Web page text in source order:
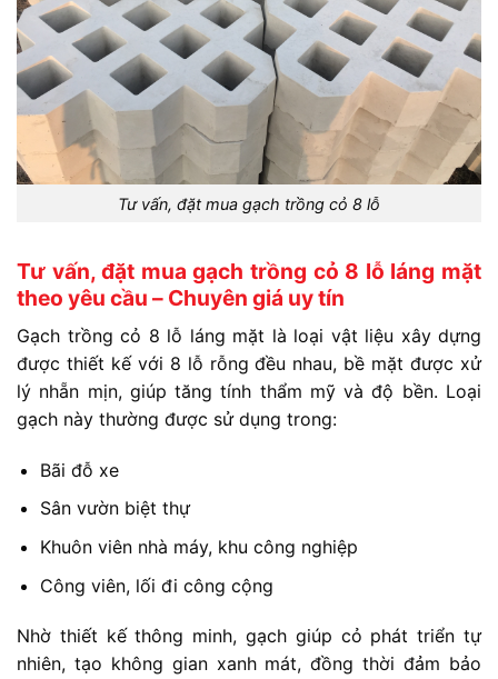
Tư vấn, đặt mua gạch trồng cỏ 8 lỗ
Tư vấn, đặt mua gạch trồng cỏ 8 lỗ láng mặt
theo yêu cầu – Chuyên giá uy tín
Gạch trồng cỏ 8 lỗ láng mặt là loại vật liệu xây dựng
được thiết kế với 8 lỗ rỗng đều nhau, bề mặt được xử
lý nhẵn mịn, giúp tăng tính thẩm mỹ và độ bền. Loại
gạch này thường được sử dụng trong:
Bãi đỗ xe
Sân vườn biệt thự
Khuôn viên nhà máy, khu công nghiệp
Công viên, lối đi công cộng
Nhờ thiết kế thông minh, gạch giúp cỏ phát triển tự
nhiên, tạo không gian xanh mát, đồng thời đảm bảo